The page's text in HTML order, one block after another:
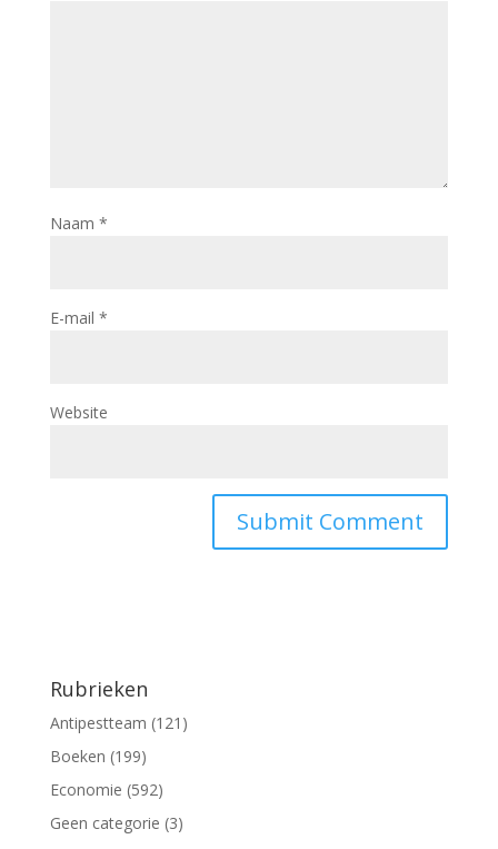
Naam *
E-mail *
Website
Rubrieken
Antipestteam (121)
Boeken (199)
Economie (592)
Geen categorie (3)